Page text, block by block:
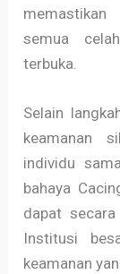
semua
terbuka.
Selain
keamanan
individu
bahaya
dapat
Institusi
keamanan